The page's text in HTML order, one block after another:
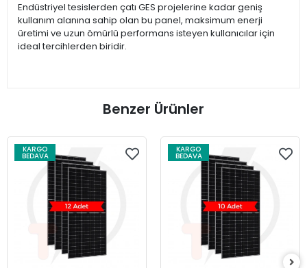
Endüstriyel tesislerden çatı GES projelerine kadar geniş
kullanım alanına sahip olan bu panel, maksimum enerji
üretimi ve uzun ömürlü performans isteyen kullanıcılar için
ideal tercihlerden biridir.
Benzer Ürünler
KARGO
BEDAVA
KARGO
BEDAVA